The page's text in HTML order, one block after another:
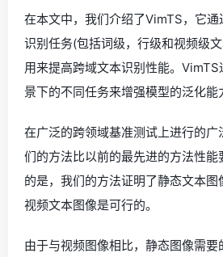
在本文中，我们介绍了VimTS，它
识别任务(包括词级，行级和视频级
用来提高跨域文本识别性能。
景下的不同任务来增强模型的泛化能
在广泛的跨领域基准测试上进行的
们的方法比以前的最先进的方法性能
的是，我们的方法证明了静态文本图
视频文本图像是可行的。
由于与视频图像相比，静态图像需